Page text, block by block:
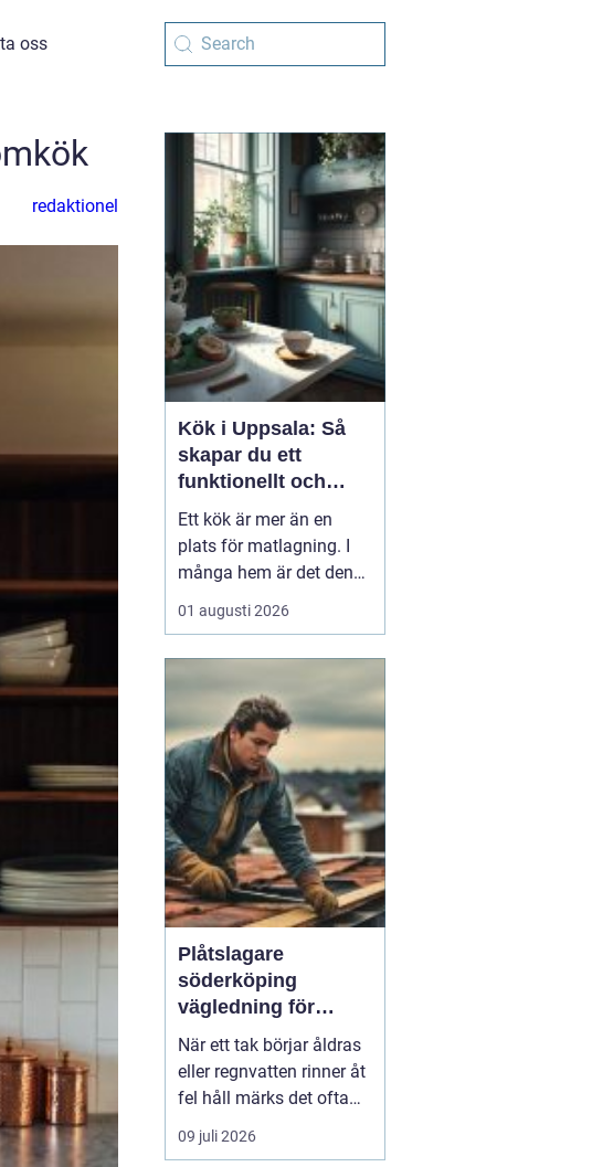
oss
redaktionel
Kök i Uppsala: Så
skapar du ett
funktionellt och
personligt kök
Ett kök är mer än en
plats för matlagning. I
många hem är det den
samlingspunkten där
boende i Uppsala söker
inspiration kring kök
Uppsala h...
01 augusti 2026
Plåtslagare
söderköping
vägledning för
hållbara tak och
plåtdetaljer
När ett tak börjar åldras
eller regnvatten rinner åt
fel håll märks det ofta
först som en liten
irritation. Några droppar
09 juli 2026